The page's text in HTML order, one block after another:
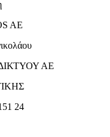
AE
ΑΕ
24